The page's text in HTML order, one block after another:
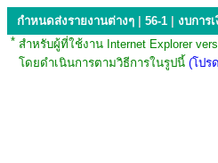
กำหนดส่งรายงานต่างๆ 56-1 งบการ
* สำหรับผู้ที่ใช้งาน Internet Explorer
โดยดำเนินการตามวิธีการในรูปนี้ (โปร